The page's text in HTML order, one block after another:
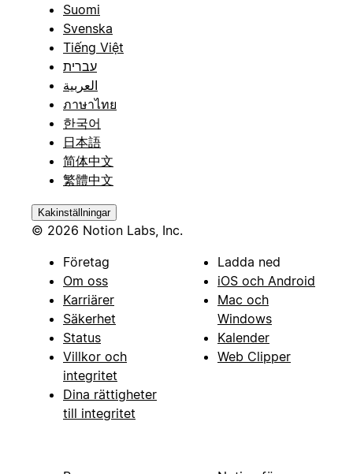
Suomi
Svenska
Tiếng Việt
עברית
العربية
ภาษาไทย
한국어
日本語
简体中文
繁體中文
Kakinställningar
© 2026 Notion Labs, Inc.
Företag
Om oss
Karriärer
Säkerhet
Status
Villkor och
integritet
Dina rättigheter
till integritet
Ladda ned
iOS och Android
Mac och
Windows
Kalender
Web Clipper